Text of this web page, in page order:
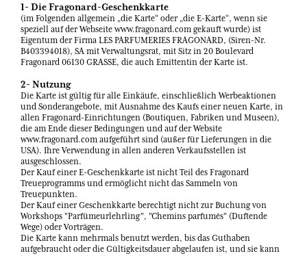
1- Die Fragonard-Geschenkkarte
(im Folgenden allgemein „die Karte“ oder „die E-Karte“, wenn sie
speziell auf der Webseite www.fragonard.com gekauft wurde) ist
Eigentum der Firma LES PARFUMERIES FRAGONARD, (Siren-Nr.
B403394018), SA mit Verwaltungsrat, mit Sitz in 20 Boulevard
Fragonard 06130 GRASSE, die auch Emittentin der Karte ist.
2- Nutzung
Die Karte ist gültig für alle Einkäufe, einschließlich Werbeaktionen
und Sonderangebote, mit Ausnahme des Kaufs einer neuen Karte, in
allen Fragonard-Einrichtungen (Boutiquen, Fabriken und Museen),
die am Ende dieser Bedingungen und auf der Website
www.fragonard.com aufgeführt sind (außer für Lieferungen in die
USA). Ihre Verwendung in allen anderen Verkaufsstellen ist
ausgeschlossen.
Der Kauf einer E-Geschenkkarte ist nicht Teil des Fragonard
Treueprogramms und ermöglicht nicht das Sammeln von
Treuepunkten.
Der Kauf einer Geschenkkarte berechtigt nicht zur Buchung von
Workshops "Parfümeurlehrling", "Chemins parfumés" (Duftende
Wege) oder Vorträgen.
Die Karte kann mehrmals benutzt werden, bis das Guthaben
aufgebraucht oder die Gültigkeitsdauer abgelaufen ist, und sie kann